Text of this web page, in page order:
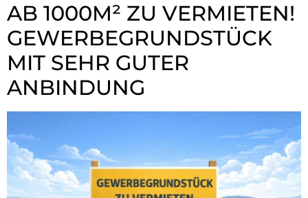
AB 1000M² ZU VERMIETEN!
GEWERBEGRUNDSTÜCK
MIT SEHR GUTER
ANBINDUNG